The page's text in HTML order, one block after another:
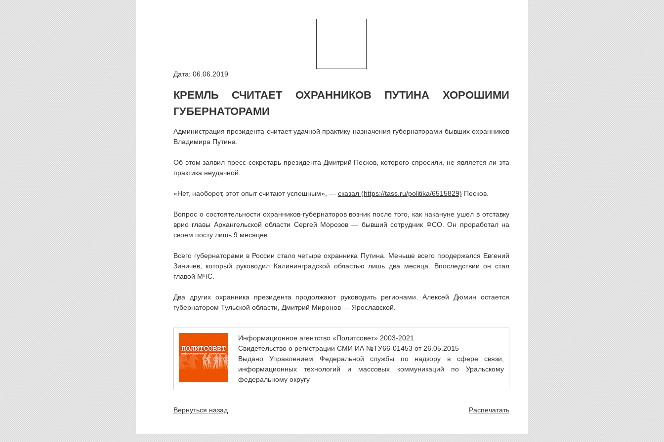
Дата: 06.06.2019
КРЕМЛЬ СЧИТАЕТ ОХРАННИКОВ ПУТИНА ХОРОШИМИ
ГУБЕРНАТОРАМИ
Администрация президента считает удачной практику назначения губернаторами бывших охранников
Владимира Путина.
Об этом заявил пресс-секретарь президента Дмитрий Песков, которого спросили, не является ли эта
практика неудачной.
«Нет, наоборот, этот опыт считают успешным», — сказал Песков.
Вопрос о состоятельности охранников-губернаторов возник после того, как накануне ушел в отставку
врио главы Архангельской области Сергей Морозов — бывший сотрудник ФСО. Он проработал на
своем посту лишь 9 месяцев.
Всего губернаторами в России стало четыре охранника Путина. Меньше всего продержался Евгений
Зиничев, который руководил Калининградской областью лишь два месяца. Впоследствии он стал
главой МЧС.
Два других охранника президента продолжают руководить регионами. Алексей Дюмин остается
губернатором Тульской области, Дмитрий Миронов — Ярославской.
Информационное агентство «Политсовет» 2003-2021
Свидетельство о регистрации СМИ ИА №ТУ66-01453 от 26.05.2015
Выдано Управлением Федеральной службы по надзору в сфере связи,
информационных технологий и массовых коммуникаций по Уральскому
федеральному округу
Вернуться назад Распечатать